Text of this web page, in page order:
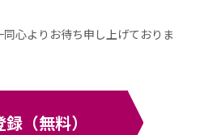
心よりお待ち申し上げておりま
（無料）